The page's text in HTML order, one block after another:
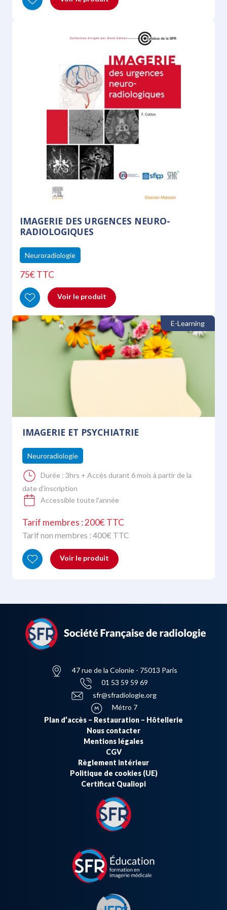
IMAGERIE DES URGENCES NEURO-
RADIOLOGIQUES
Neuroradiologie
75€ TTC
Voir le produit
E-Learning
IMAGERIE ET PSYCHIATRIE
Neuroradiologie
Durée : 3hrs + Accès durant 6 mois à partir de la
date d’inscription
Accessible toute l'année
Tarif membres : 200€ TTC
Tarif non membres : 400€ TTC
Voir le produit
47 rue de la Colonie - 75013 Paris
01 53 59 59 69
sfr@sfradiologie.org
Métro 7
Plan d’accès – Restauration – Hôtellerie
Nous contacter
Mentions légales
CGV
Règlement intérieur
Politique de cookies (UE)
Certificat Qualiopi